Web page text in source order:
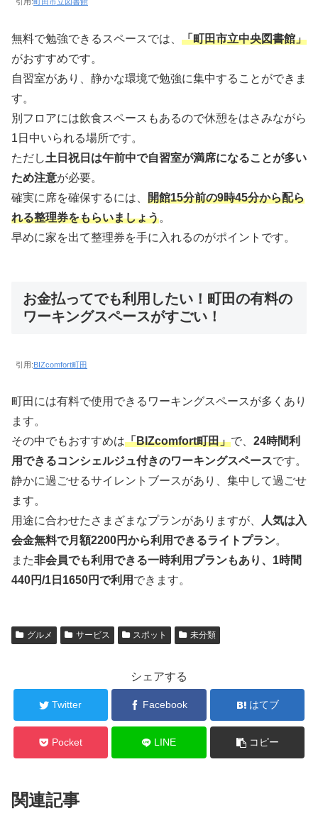
引用:町田市立図書館
無料で勉強できるスペースでは、 「町田市立中央図書館」
がおすすめです。
自習室があり、静かな環境で勉強に集中することができま
す。
別フロアには飲食スペースもあるので休憩をはさみながら
1日中いられる場所です。
ただし土日祝日は午前中で自習室が満席になることが多い
ため注意が必要。
確実に席を確保するには、 開館15分前の9時45分から配ら
れる整理券をもらいましょう。
早めに家を出て整理券を手に入れるのがポイントです。
お金払ってでも利用したい！町田の有料の
ワーキングスペースがすごい！
引用:BIZcomfort町田
町田には有料で使用できるワーキングスペースが多くあり
ます。
その中でもおすすめは「BIZcomfort町田」で、 24時間利
用できるコンシェルジュ付きのワーキングスペースです。
静かに過ごせるサイレントブースがあり、集中して過ごせ
ます。
用途に合わせたさまざまなプランがありますが、
人気は入
会金無料で月額2200円から利用できるライトプラン。
また非会員でも利用できる一時利用プランもあり、1時間
440円/1日1650円で利用 できます。
グルメ サービス スポット 未分類
シェアする
Twitter Facebook はてブ
Pocket LINE コピー
関連記事